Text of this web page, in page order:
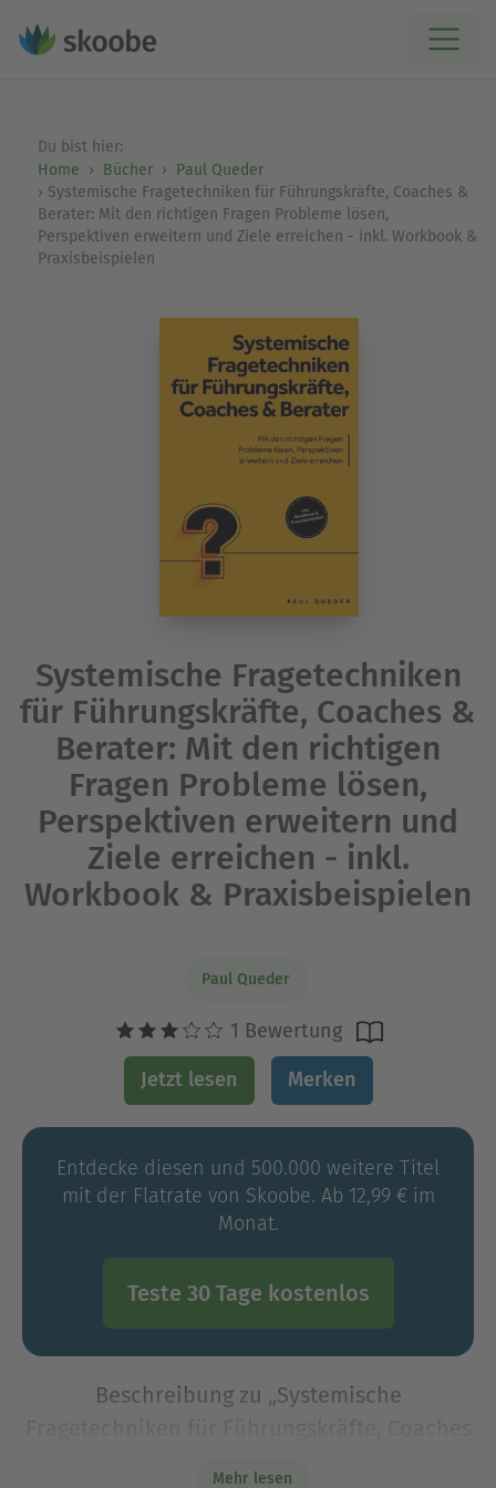
Du bist hier:
Home
Bücher
Paul Queder
Systemische Fragetechniken für Führungskräfte, Coaches &
Berater: Mit den richtigen Fragen Probleme lösen,
Perspektiven erweitern und Ziele erreichen - inkl. Workbook &
Praxisbeispielen
Systemische Fragetechniken
für Führungskräfte, Coaches &
Berater: Mit den richtigen
Fragen Probleme lösen,
Perspektiven erweitern und
Ziele erreichen - inkl.
Workbook & Praxisbeispielen
Paul Queder
1 Bewertung
Jetzt lesen Merken
Entdecke diesen und 500.000 weitere Titel
mit der Flatrate von Skoobe. Ab 12,99 € im
Monat.
Teste 30 Tage kostenlos
Beschreibung zu „Systemische
Mehr lesen